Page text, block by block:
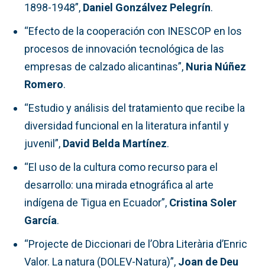
1898-1948”, Daniel Gonzálvez Pelegrín.
“Efecto de la cooperación con INESCOP en los
procesos de innovación tecnológica de las
empresas de calzado alicantinas”, Nuria Núñez
Romero.
“Estudio y análisis del tratamiento que recibe la
diversidad funcional en la literatura infantil y
juvenil”, David Belda Martínez.
“El uso de la cultura como recurso para el
desarrollo: una mirada etnográfica al arte
indígena de Tigua en Ecuador”, Cristina Soler
García.
“Projecte de Diccionari de l’Obra Literària d’Enric
Valor. La natura (DOLEV-Natura)”, Joan de Deu